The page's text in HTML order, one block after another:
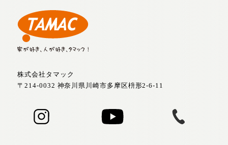
株式会社タマック
〒214-0032 神奈川県川崎市多摩区枡形2-6-11